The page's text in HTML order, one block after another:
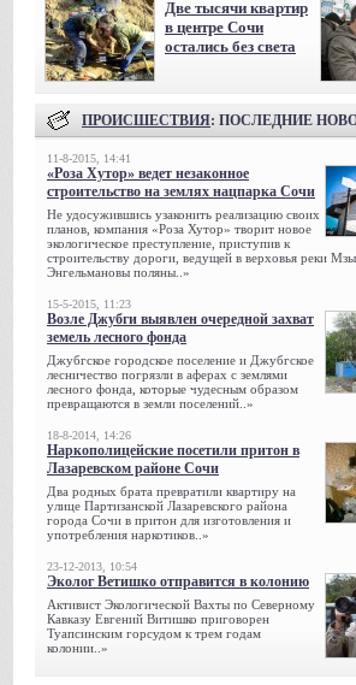
Две тысячи квартир
в центре Сочи
остались без света
ПРОИСШЕСТВИЯ: ПОСЛЕДНИЕ
11-8-2015, 14:41
«Роза Хутор» ведет незаконное
строительство на землях нацпарка Сочи
Не удосужившись узаконить реализацию своих
планов, компания «Роза Хутор» творит новое
экологическое преступление, приступив к
строительству дороги, ведущей в верховья реки
Энгельмановы поляны..»
15-5-2015, 11:23
Возле Джубги выявлен очередной захват
земель лесного фонда
Джубгское городское поселение и Джубгское
лесничество погрязли в аферах с землями
лесного фонда, которые чудесным образом
превращаются в земли поселений..»
18-8-2014, 14:26
Наркополицейские посетили притон в
Лазаревском районе Сочи
Два родных брата превратили квартиру на
улице Партизанской Лазаревского района
города Сочи в притон для изготовления и
употребления наркотиков..»
23-12-2013, 10:54
Эколог Ветишко отправится в колонию
Активист Экологической Вахты по Северному
Кавказу Евгений Витишко приговорен
Туапсинским горсудом к трем годам
колонии..»